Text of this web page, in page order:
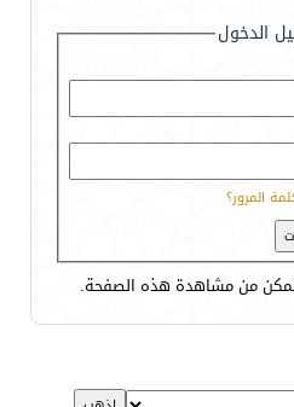
الدخول
المرور؟
من مشاهدة هذه الصفحة.